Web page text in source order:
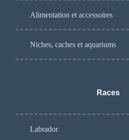
Alimentation et accessoires
Niches, caches et aquariums
Races
Labrador